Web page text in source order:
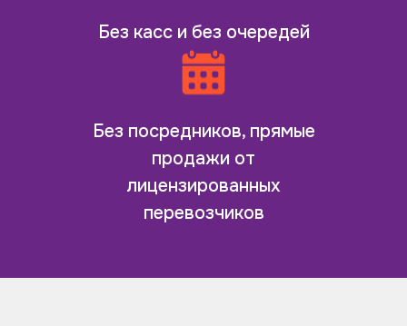
Без касс и без очередей
Без посредников, прямые
продажи от
лицензированных
перевозчиков